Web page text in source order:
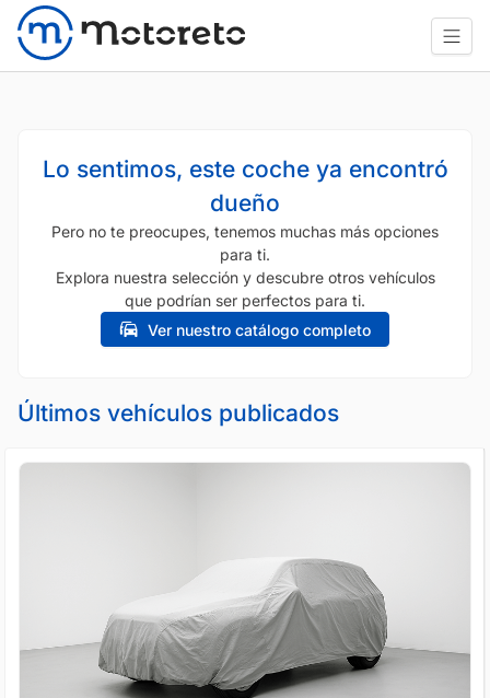
Lo sentimos, este coche ya encontró
dueño
Pero no te preocupes, tenemos muchas más opciones
para ti.
Explora nuestra selección y descubre otros vehículos
que podrían ser perfectos para ti.
Ver nuestro catálogo completo
Últimos vehículos publicados